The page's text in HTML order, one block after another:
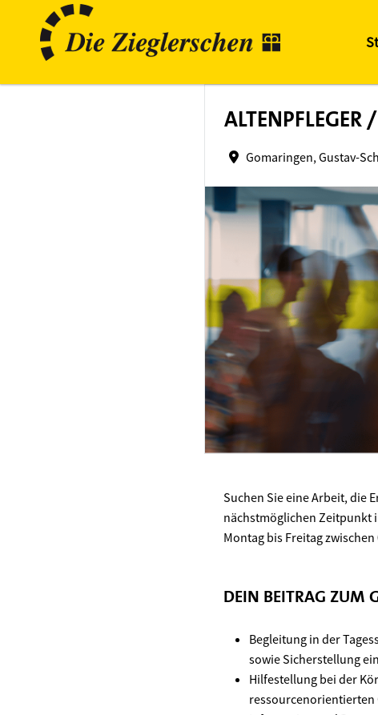
ALTENPFLEGER
Gomaringen, Gustav-
Suchen Sie eine Arbeit, die
nächstmöglichen Zeitpunkt
Montag bis Freitag zwischen
DEIN BEITRAG ZUM
Begleitung in der
sowie Sicherstellung
Hilfestellung bei der
ressourcenorientierten